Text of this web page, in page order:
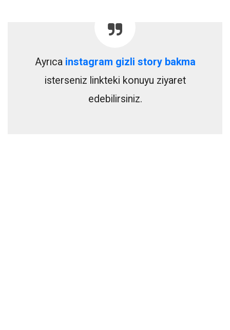
Ayrıca instagram gizli story bakma
isterseniz linkteki konuyu ziyaret
edebilirsiniz.